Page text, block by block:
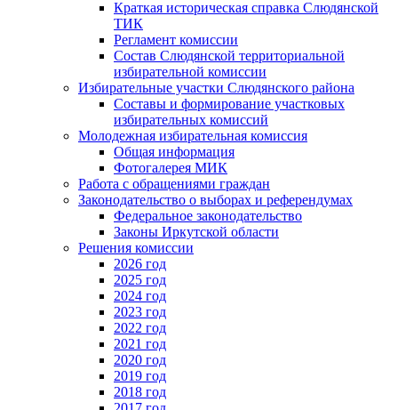
Краткая историческая справка Слюдянской
ТИК
Регламент комиссии
Состав Слюдянской территориальной
избирательной комиссии
Избирательные участки Слюдянского района
Составы и формирование участковых
избирательных комиссий
Молодежная избирательная комиссия
Общая информация
Фотогалерея МИК
Работа с обращениями граждан
Законодательство о выборах и референдумах
Федеральное законодательство
Законы Иркутской области
Решения комиссии
2026 год
2025 год
2024 год
2023 год
2022 год
2021 год
2020 год
2019 год
2018 год